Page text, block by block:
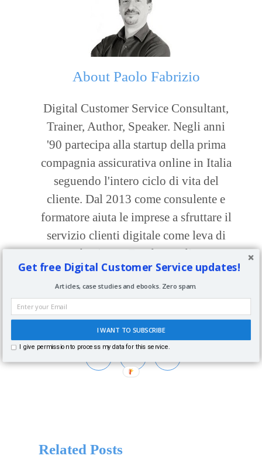
About Paolo Fabrizio
Digital Customer Service Consultant,
Trainer, Author, Speaker. Negli anni
'90 partecipa alla startup della prima
compagnia assicurativa online in Italia
seguendo l'intero ciclo di vita del
cliente. Dal 2013 come consulente e
formatore aiuta le imprese a sfruttare il
servizio clienti digitale come leva di
business. Fondatore di
CustomerServiceCulture.com, è autore
di libri tematici e speaker a convegni in
all'Università Bicocca di Milano
Related Posts
Get free Digital Customer Service updates!
I WANT TO SUBSCRIBE
I give permission to process my data for this service.
Articles, case studies and ebooks. Zero spam.